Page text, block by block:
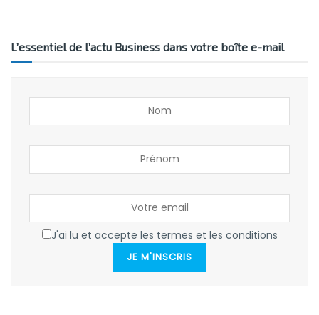
L’essentiel de l’actu Business dans votre boîte e-mail
J'ai lu et accepte les termes et les conditions
JE M'INSCRIS